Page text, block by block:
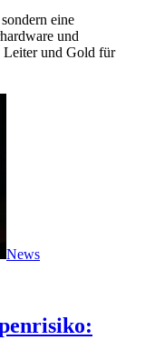
eine
und
Leiter und Gold für
News